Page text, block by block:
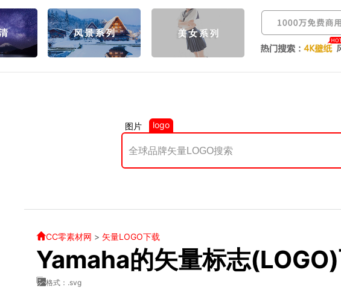
图片 logo
CC零素材网 > 矢量LOGO下载
Yamaha的矢量标志
格式：.svg